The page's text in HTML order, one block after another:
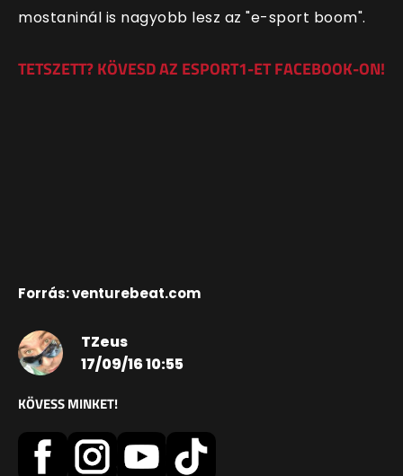
mostaninál is nagyobb lesz az "e-sport boom".
TETSZETT? KÖVESD AZ ESPORT1-ET FACEBOOK-ON!
Forrás: venturebeat.com
TZeus
17/09/16 10:55
KÖVESS MINKET!